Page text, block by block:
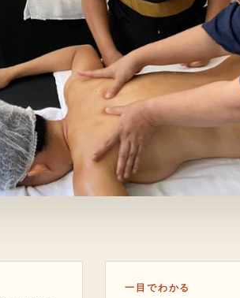
一目でわかる